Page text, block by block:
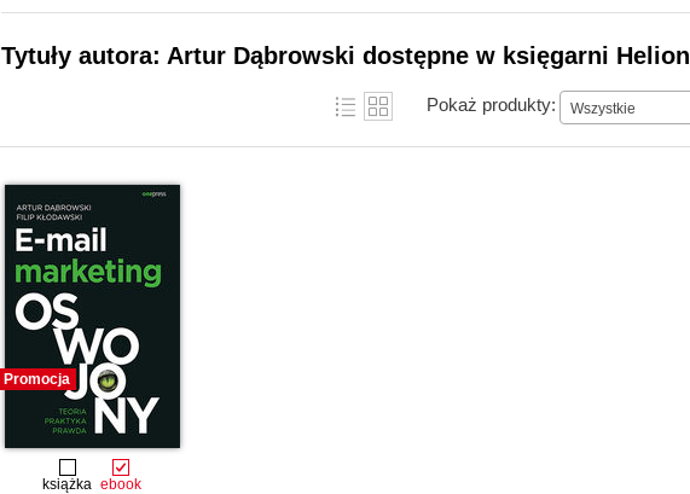
Tytuły autora: Artur Dąbrowski dostępne w księgarni Helion
Pokaż produkty: Wszystkie
Promocja
książka ebook